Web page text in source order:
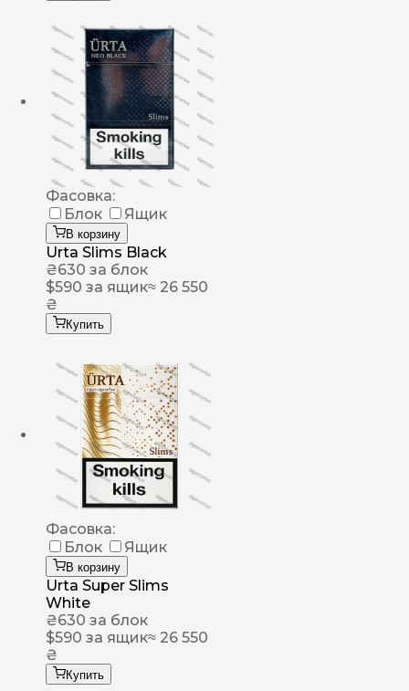
Фасовка:
Блок
Ящик
В корзину
Urta Slims Black
₴630 за блок
$590 за ящик≈ 26 550
₴
Купить
Фасовка:
Блок
Ящик
В корзину
Urta Super Slims
White
₴630 за блок
$590 за ящик≈ 26 550
₴
Купить